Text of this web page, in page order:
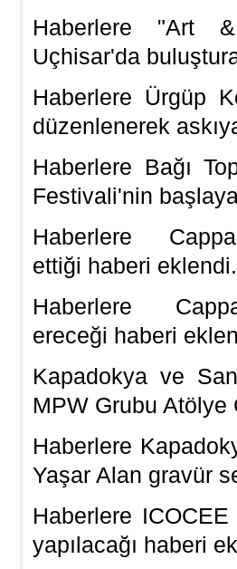
Haberlere "Art
Uçhisar'da
Haberlere Ürgüp
düzenlenerek
Haberlere Bağı
Festivali'nin
Haberlere
ettiği haberi eklendi.
Haberlere
ereceği haberi
Kapadokya ve
MPW Grubu Atölye
Haberlere
Yaşar Alan gravür
Haberlere ICOCEE
yapılacağı haberi